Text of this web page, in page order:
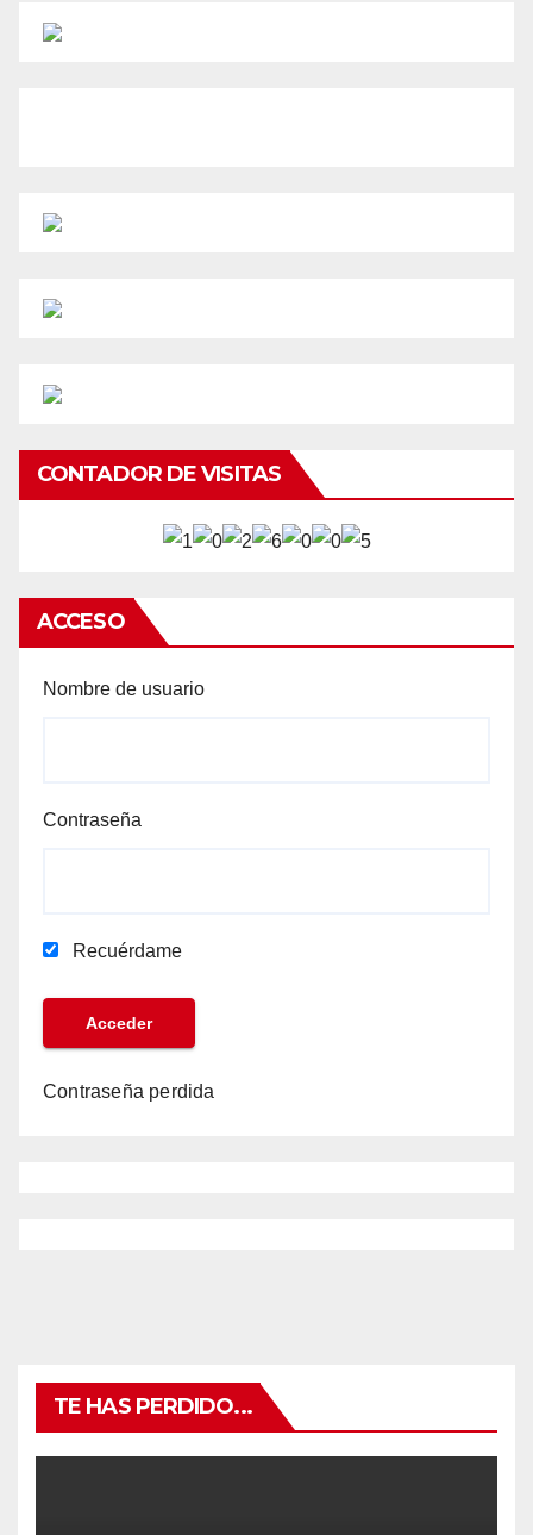
CONTADOR DE VISITAS
ACCESO
Nombre de usuario
Contraseña
Recuérdame
Contraseña perdida
TE HAS PERDIDO...